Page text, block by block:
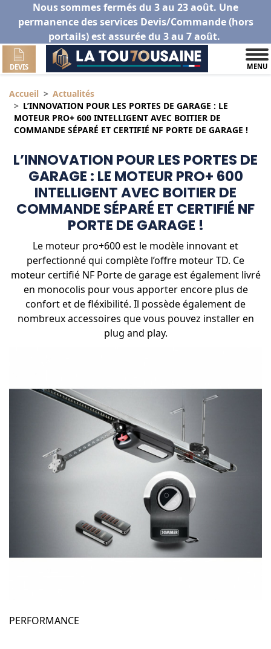
Nous sommes fermés du 3 au 23 août. Une
permanence des services Devis/Commande (hors
portails) est assurée du 3 au 7 août.
DEVIS MENU
Accueil
Actualités
L’INNOVATION POUR LES PORTES DE GARAGE : LE
MOTEUR PRO+ 600 INTELLIGENT AVEC BOITIER DE
COMMANDE SÉPARÉ ET CERTIFIÉ NF PORTE DE GARAGE !
L’INNOVATION POUR LES PORTES DE
GARAGE : LE MOTEUR PRO+ 600
INTELLIGENT AVEC BOITIER DE
COMMANDE SÉPARÉ ET CERTIFIÉ NF
PORTE DE GARAGE !
Le moteur pro+600 est le modèle innovant et
perfectionné qui complète l’offre moteur TD. Ce
moteur certifié NF Porte de garage est également livré
en monocolis pour vous apporter encore plus de
confort et de fléxibilité. Il possède également de
nombreux accessoires que vous pouvez installer en
plug and play.
PERFORMANCE